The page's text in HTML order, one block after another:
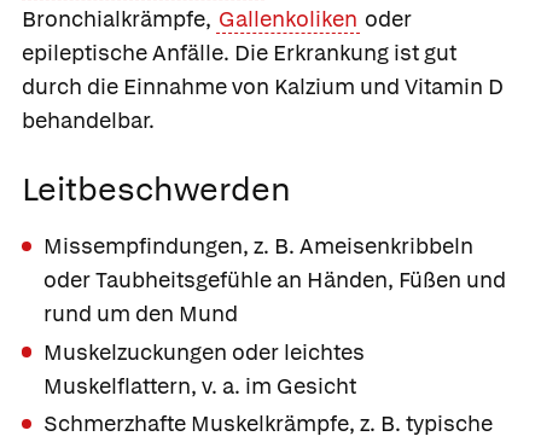
Bronchialkrämpfe, Gallenkoliken oder
epileptische Anfälle. Die Erkrankung ist gut
durch die Einnahme von Kalzium und Vitamin D
behandelbar.
Leitbeschwerden
Missempfindungen, z. B. Ameisenkribbeln
oder Taubheitsgefühle an Händen, Füßen und
rund um den Mund
Muskelzuckungen oder leichtes
Muskelflattern, v. a. im Gesicht
Schmerzhafte Muskelkrämpfe, z. B. typische